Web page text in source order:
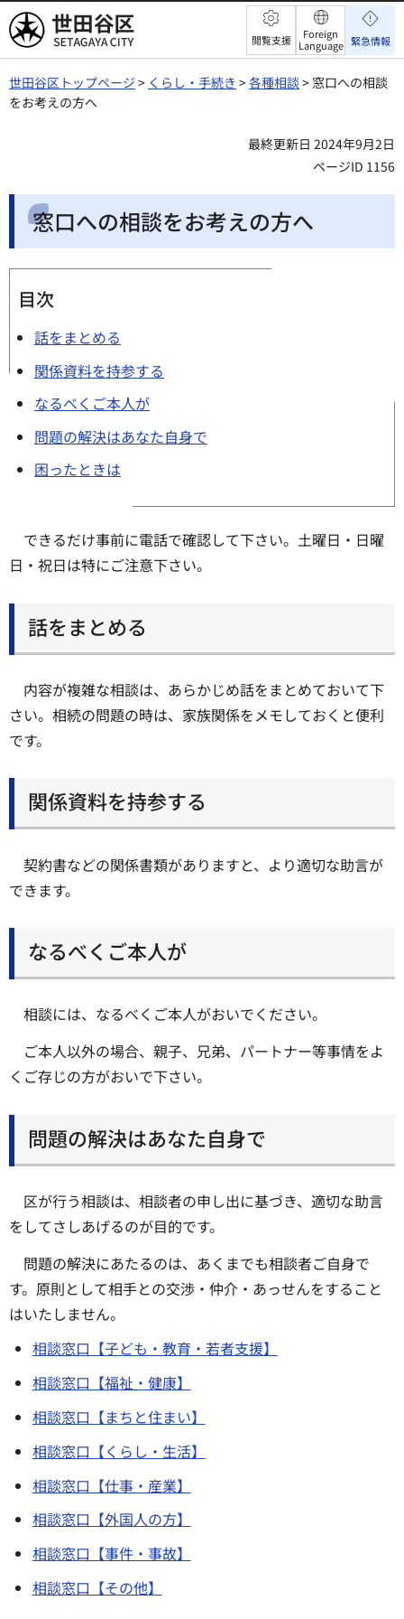
世田谷区 閲覧支援
Foreign
Language 緊急情報
世田谷区トップページ > くらし・手続き >各種相談> 窓口への相談
をお考えの方へ
最終更新日 2024年9月2日
ページID 1156
窓口への相談をお考えの方へ
目次
話をまとめる
関係資料を持参する
なるべくご本人が
問題の解決はあなた自身で
困ったときは
できるだけ事前に電話で確認して下さい。土曜日・日曜
日・祝日は特にご注意下さい。
話をまとめる
内容が複雑な相談は、あらかじめ話をまとめておいて下
さい。相続の問題の時は、家族関係をメモしておくと便利
です。
関係資料を持参する
契約書などの関係書類がありますと、より適切な助言が
できます。
なるべくご本人が
相談には、なるべくご本人がおいでください。
ご本人以外の場合、親子、兄弟、パートナー等事情をよ
くご存じの方がおいで下さい。
問題の解決はあなた自身で
区が行う相談は、相談者の申し出に基づき、適切な助言
をしてさしあげるのが目的です。
問題の解決にあたるのは、あくまでも相談者ご自身で
す。原則として相手との交渉・仲介・あっせんをすること
はいたしません。
相談窓口【子ども・教育・若者支援】
相談窓口【福祉・健康】
相談窓口【まちと住まい】
相談窓口【くらし・生活】
相談窓口【仕事・産業】
相談窓口【外国人の方】
相談窓口【事件・事故】
相談窓口【その他】